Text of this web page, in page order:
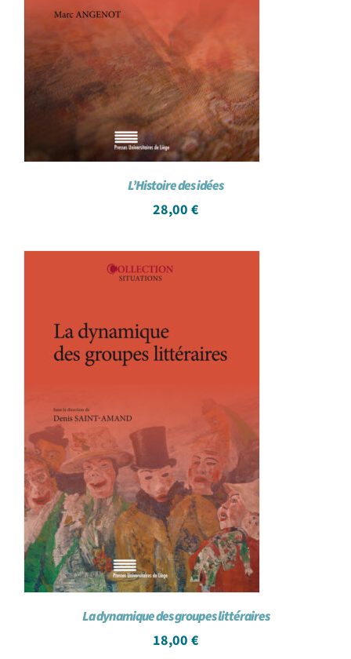
L’Histoire des idées
28,00 €
La dynamique des groupes littéraires
18,00 €